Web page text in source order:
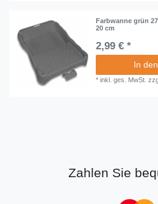
Farbwanne grün
20 cm
2,99 € *
In
*inkl. ges. MwSt.
Zahlen Sie